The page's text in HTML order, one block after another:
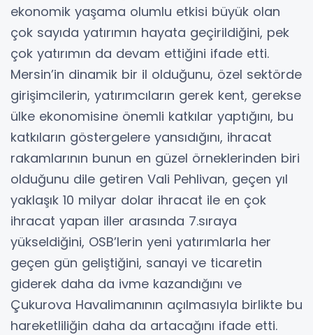
ekonomik yaşama olumlu etkisi büyük olan
çok sayıda yatırımın hayata geçirildiğini, pek
çok yatırımın da devam ettiğini ifade etti.
Mersin’in dinamik bir il olduğunu, özel sektörde
girişimcilerin, yatırımcıların gerek kent, gerekse
ülke ekonomisine önemli katkılar yaptığını, bu
katkıların göstergelere yansıdığını, ihracat
rakamlarının bunun en güzel örneklerinden biri
olduğunu dile getiren Vali Pehlivan, geçen yıl
yaklaşık 10 milyar dolar ihracat ile en çok
ihracat yapan iller arasında 7.sıraya
yükseldiğini, OSB’lerin yeni yatırımlarla her
geçen gün geliştiğini, sanayi ve ticaretin
giderek daha da ivme kazandığını ve
Çukurova Havalimanının açılmasıyla birlikte bu
hareketliliğin daha da artacağını ifade etti.